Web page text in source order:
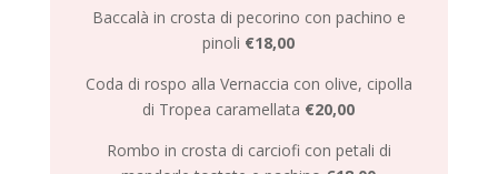
Baccalà in crosta di pecorino con pachino e
pinoli €18,00
Coda di rospo alla Vernaccia con olive, cipolla
di Tropea caramellata €20,00
Rombo in crosta di carciofi con petali di